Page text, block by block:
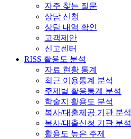
자주 찾는 질문
상담 신청
상담 내역 확인
고객제안
신고센터
RISS 활용도 분석
자료 현황 통계
최근 이용통계 분석
주제별 활용통계 분석
학술지 활용도 분석
복사/대출제공 기관 분석
복사/대출신청 기관 분석
활용도 높은 주제